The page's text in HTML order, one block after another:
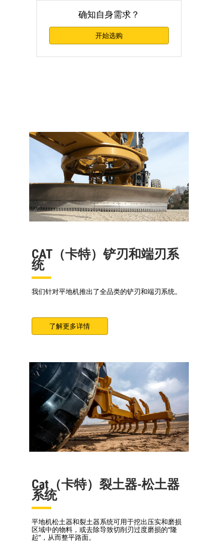
确知自身需求？
开始选购
CAT（卡特）铲刃和端刃系
统
我们针对平地机推出了全品类的铲刃和端刃系统。
了解更多详情
Cat（卡特）裂土器-松土器
系统
平地机松土器和裂土器系统可用于挖出压实和磨损
区域中的物料，或去除导致切削刃过度磨损的“隆
起”，从而整平路面。